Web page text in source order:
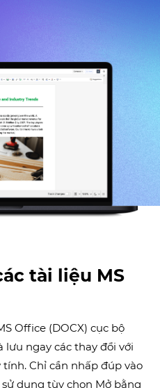
tài liệu MS
Office (DOCX) cục bộ
lưu ngay các thay đổi với
Chỉ cần nhấp đúp vào
dụng tùy chọn Mở bằng